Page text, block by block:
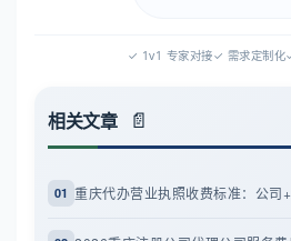
✓ 1v1 专家对接✓ 需求定制化
相关文章
01 重庆代办营业执照收费标准：公司